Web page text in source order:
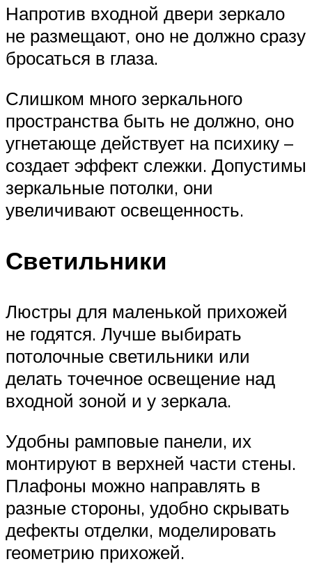
Напротив входной двери зеркало
не размещают, оно не должно сразу
бросаться в глаза.
Слишком много зеркального
пространства быть не должно, оно
угнетающе действует на психику –
создает эффект слежки. Допустимы
зеркальные потолки, они
увеличивают освещенность.
Светильники
Люстры для маленькой прихожей
не годятся. Лучше выбирать
потолочные светильники или
делать точечное освещение над
входной зоной и у зеркала.
Удобны рамповые панели, их
монтируют в верхней части стены.
Плафоны можно направлять в
разные стороны, удобно скрывать
дефекты отделки, моделировать
геометрию прихожей.